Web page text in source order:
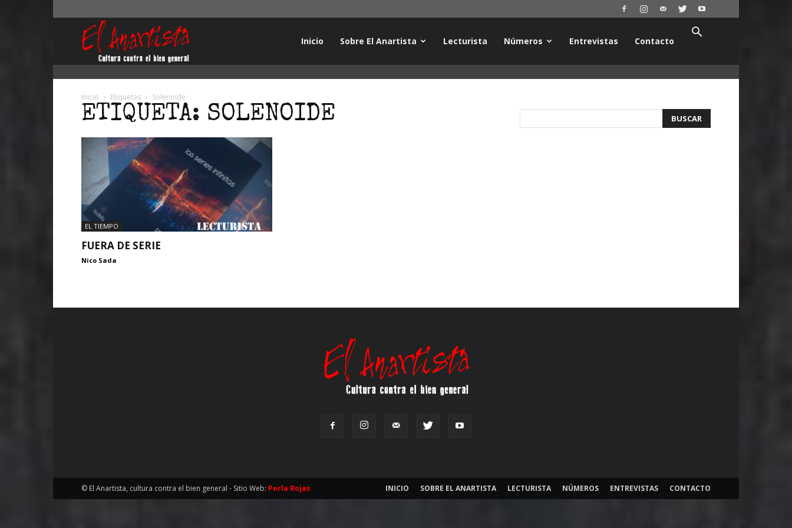
Inicio Sobre El Anartista Lecturista Números Entrevistas Contacto
Inicio Etiquetas Solenoide
ETIQUETA: SOLENOIDE
EL TIEMPO
FUERA DE SERIE
Nico Sada
INICIO SOBRE EL ANARTISTA LECTURISTA NÚMEROS ENTREVISTAS CONTACTO
© El Anartista, cultura contra el bien general - Sitio Web: Perla Rojas